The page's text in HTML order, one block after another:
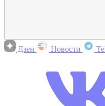
Дзен Новости